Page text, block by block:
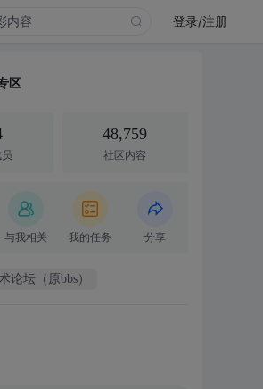
登录/注册
区
48,759
社区内容
与我相关 我的任务 分享
论坛（原bbs）